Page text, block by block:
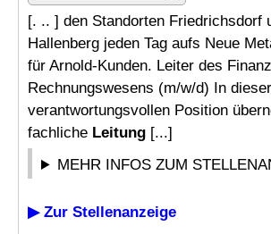
[. .. ] den Standorten Friedrichsdorf
Hallenberg jeden Tag aufs Neue
für Arnold-Kunden. Leiter des
Rechnungswesens (m/w/d) In dieser
verantwortungsvollen Position
fachliche Leitung [...]
MEHR INFOS ZUM
▶ Zur Stellenanzeige